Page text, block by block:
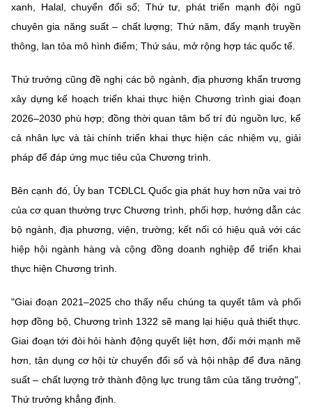
xanh, Halal, chuyển đổi số; Thứ tư, phát triển mạnh đội ngũ
chuyên gia năng suất – chất lượng; Thứ năm, đẩy mạnh truyền
thông, lan tỏa mô hình điểm; Thứ sáu, mở rộng hợp tác quốc tế.
Thứ trưởng cũng đề nghị các bộ ngành, địa phương khẩn trương
xây dựng kế hoạch triển khai thực hiện Chương trình giai đoạn
2026–2030 phù hợp; đồng thời quan tâm bố trí đủ nguồn lực, kể
cả nhân lực và tài chính triển khai thực hiện các nhiệm vụ, giải
pháp để đáp ứng mục tiêu của Chương trình.
Bên cạnh đó, Ủy ban TCĐLCL Quốc gia phát huy hơn nữa vai trò
của cơ quan thường trực Chương trình, phối hợp, hướng dẫn các
bộ ngành, địa phương, viện, trường; kết nối có hiệu quả với các
hiệp hội ngành hàng và cộng đồng doanh nghiệp để triển khai
thực hiện Chương trình.
"Giai đoạn 2021–2025 cho thấy nếu chúng ta quyết tâm và phối
hợp đồng bộ, Chương trình 1322 sẽ mang lại hiệu quả thiết thực.
Giai đoạn tới đòi hỏi hành động quyết liệt hơn, đổi mới mạnh mẽ
hơn, tận dụng cơ hội từ chuyển đổi số và hội nhập để đưa năng
suất – chất lượng trở thành động lực trung tâm của tăng trưởng",
Thứ trưởng khẳng định.